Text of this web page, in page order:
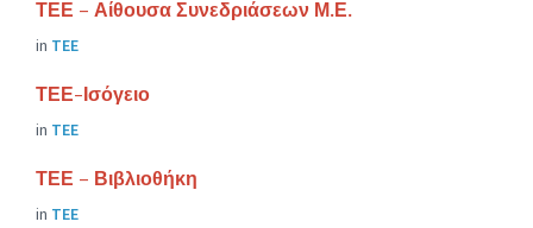
ΤΕΕ – Αίθουσα Συνεδριάσεων Μ.Ε.
in ΤΕΕ
ΤΕΕ-Ισόγειο
in ΤΕΕ
ΤΕΕ – Βιβλιοθήκη
in ΤΕΕ